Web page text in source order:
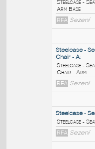
Five Arm
RFA